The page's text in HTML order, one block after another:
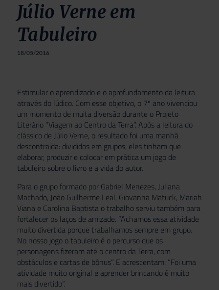
Júlio Verne em
Tabuleiro
18/05/2016
Estimular o aprendizado e o aprofundamento da leitura
através do lúdico. Com esse objetivo, o 7º ano vivenciou
um momento de muita diversão durante o Projeto
Literário “Viagem ao Centro da Terra”. Após a leitura do
clássico de Júlio Verne, o resultado foi uma manhã
descontraída: divididos em grupos, eles tinham que
elaborar, produzir e colocar em prática um jogo de
tabuleiro sobre o livro e a vida do autor.
Para o grupo formado por Gabriel Menezes, Juliana
Machado, João Guilherme Leal, Giovanna Matuck, Mariah
Viana e Carolina Baptista o trabalho serviu também para
fortalecer os laços de amizade. “Achamos essa atividade
muito divertida porque trabalhamos sempre em grupo.
No nosso jogo o tabuleiro é o percurso que os
personagens fizeram até o centro da Terra, com
obstáculos e cartas de bônus”. E acrescentam: “Foi uma
atividade muito original e aprender brincando é muito
mais divertido”.